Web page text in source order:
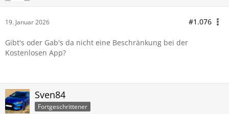
19. Januar 2026 #1.076
Gibt's oder Gab's da nicht eine Beschränkung bei der
Kostenlosen App?
Sven84
Fortgeschrittener